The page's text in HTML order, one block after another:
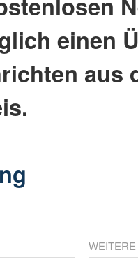
einen
aus